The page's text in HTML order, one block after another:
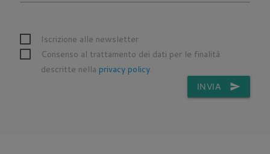
Iscrizione alle newsletter
Consenso al trattamento dei dati per le finalità
descritte nella privacy policy.
INVIA send